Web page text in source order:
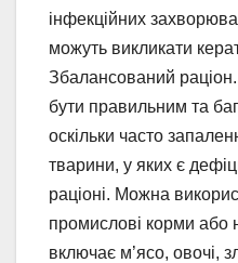
інфекційних
можуть викликати
Збалансований
бути правильним та
оскільки часто
тварини, у яких є
раціоні. Можна
промислові корми
включає м’ясо, овочі,